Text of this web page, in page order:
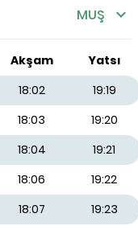
MUŞ
Akşam
Yatsı
18:02
19:19
18:03
19:20
18:04
19:21
18:06
19:22
18:07
19:23